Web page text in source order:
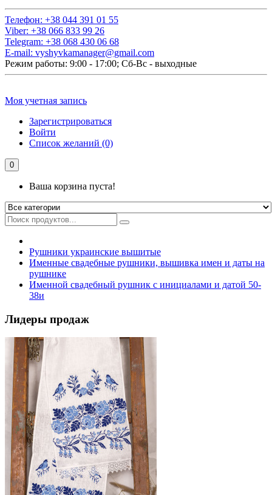
Телефон: +38 044 391 01 55
Viber: +38 066 833 99 26
Telegram: +38 068 430 06 68
E-mail: vyshyvkamanager@gmail.com
Режим работы: 9:00 - 17:00; Сб-Вс - выходные
Моя учетная запись
Зарегистрироваться
Войти
Список желаний (0)
0
Ваша корзина пуста!
Рушники украинские вышитые
Именные свадебные рушники, вышивка имен и даты на
рушнике
Именной свадебный рушник с инициалами и датой 50-
38и
Лидеры продаж